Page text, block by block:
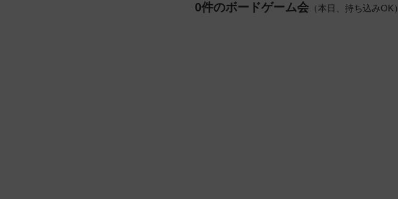
0件のボードゲーム会（本日、持ち込みOK）